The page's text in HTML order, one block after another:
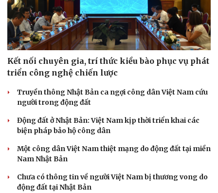
Kết nối chuyên gia, trí thức kiều bào phục vụ phát
triển công nghệ chiến lược
Truyền thông Nhật Bản ca ngợi công dân Việt Nam cứu
người trong động đất
Động đất ở Nhật Bản: Việt Nam kịp thời triển khai các
biện pháp bảo hộ công dân
Một công dân Việt Nam thiệt mạng do động đất tại miền
Nam Nhật Bản
Chưa có thông tin về người Việt Nam bị thương vong do
động đất tại Nhật Bản